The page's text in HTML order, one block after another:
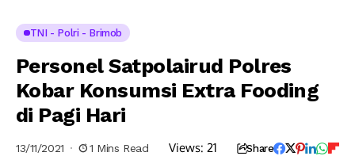
TNI - Polri - Brimob
Personel Satpolairud Polres
Kobar Konsumsi Extra Fooding
di Pagi Hari
13/11/2021 1 Mins Read Views: 21 Share